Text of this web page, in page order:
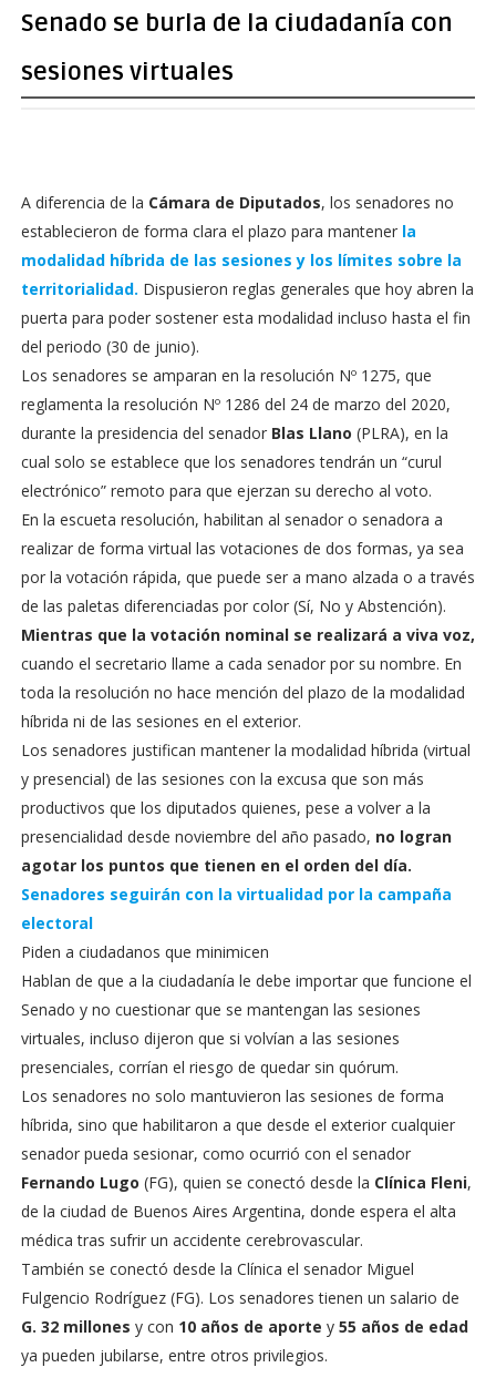
Senado se burla de la ciudadanía con
sesiones virtuales
A diferencia de la Cámara de Diputados, los senadores no
establecieron de forma clara el plazo para mantener la
modalidad híbrida de las sesiones y los límites sobre la
territorialidad. Dispusieron reglas generales que hoy abren la
puerta para poder sostener esta modalidad incluso hasta el fin
del periodo (30 de junio).
Los senadores se amparan en la resolución Nº 1275, que
reglamenta la resolución Nº 1286 del 24 de marzo del 2020,
durante la presidencia del senador Blas Llano (PLRA), en la
cual solo se establece que los senadores tendrán un “curul
electrónico” remoto para que ejerzan su derecho al voto.
En la escueta resolución, habilitan al senador o senadora a
realizar de forma virtual las votaciones de dos formas, ya sea
por la votación rápida, que puede ser a mano alzada o a través
de las paletas diferenciadas por color (Sí, No y Abstención).
Mientras que la votación nominal se realizará a viva voz,
cuando el secretario llame a cada senador por su nombre. En
toda la resolución no hace mención del plazo de la modalidad
híbrida ni de las sesiones en el exterior.
Los senadores justifican mantener la modalidad híbrida (virtual
y presencial) de las sesiones con la excusa que son más
productivos que los diputados quienes, pese a volver a la
presencialidad desde noviembre del año pasado, no logran
agotar los puntos que tienen en el orden del día.
Senadores seguirán con la virtualidad por la campaña
electoral
Piden a ciudadanos que minimicen
Hablan de que a la ciudadanía le debe importar que funcione el
Senado y no cuestionar que se mantengan las sesiones
virtuales, incluso dijeron que si volvían a las sesiones
presenciales, corrían el riesgo de quedar sin quórum.
Los senadores no solo mantuvieron las sesiones de forma
híbrida, sino que habilitaron a que desde el exterior cualquier
senador pueda sesionar, como ocurrió con el senador
Fernando Lugo (FG), quien se conectó desde la Clínica Fleni,
de la ciudad de Buenos Aires Argentina, donde espera el alta
médica tras sufrir un accidente cerebrovascular.
También se conectó desde la Clínica el senador Miguel
Fulgencio Rodríguez (FG). Los senadores tienen un salario de
G. 32 millones y con 10 años de aporte y 55 años de edad
ya pueden jubilarse, entre otros privilegios.